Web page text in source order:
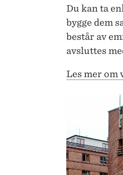
Du kan ta
bygge dem
består av
avsluttes
Les mer om